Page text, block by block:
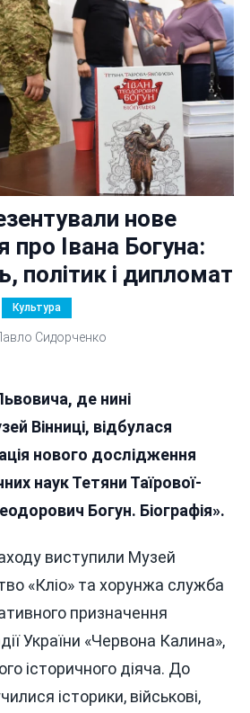
нове
про Івана Богуна:
політик і дипломат
Культура
Сидорченко
де нині
Вінниці, відбулася
нового дослідження
наук Тетяни Таїрової-
Богун. Біографія».
виступили Музей
«Кліо» та хорунжа служба
призначення
України «Червона Калина»,
історичного діяча. До
історики, військові,